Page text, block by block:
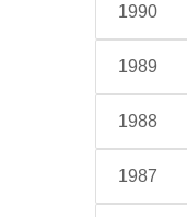
1990
1989
1988
1987